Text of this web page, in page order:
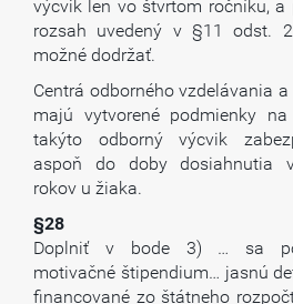
výcvik len vo štvrtom ročníku, a
rozsah uvedený v §11 odst.
možné dodržať.
Centrá odborného vzdelávania
majú vytvorené podmienky
takýto odborný výcvik
aspoň do doby dosiahnutia
rokov u žiaka.
§28
Doplniť v bode 3) … sa
motivačné štipendium… jasnú
financované zo štátneho